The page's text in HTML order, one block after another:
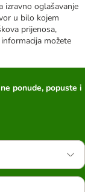
izravno oglašavanje
u bilo kojem
prijenosa,
možete
ponude, popuste i